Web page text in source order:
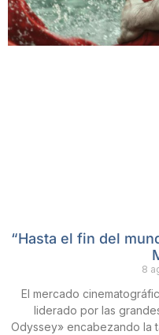
“Hasta el fin del
8
El mercado
liderado por las
Odyssey» encabezando la